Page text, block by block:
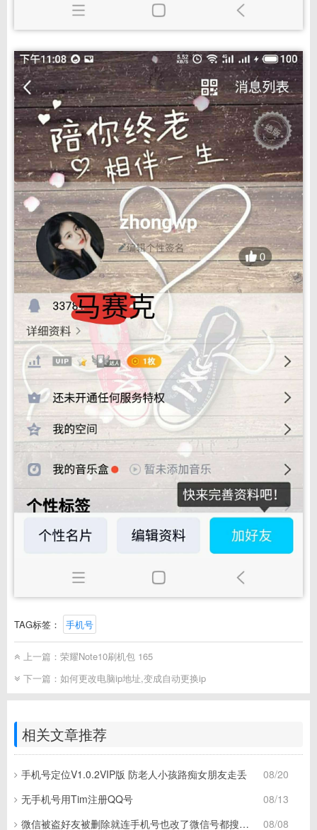
TAG标签： 手机号
上一篇： 荣耀Note10刷机包 165
下一篇： 如何更改电脑ip地址,变成自动更换ip
相关文章推荐
08/20
手机号定位V1.0.2VIP版 防老人小孩路痴女朋友走丢
08/13
无手机号用Tim注册QQ号
08/08
微信被盗好友被删除就连手机号也改了微信号都搜不到了 各位大神谢谢